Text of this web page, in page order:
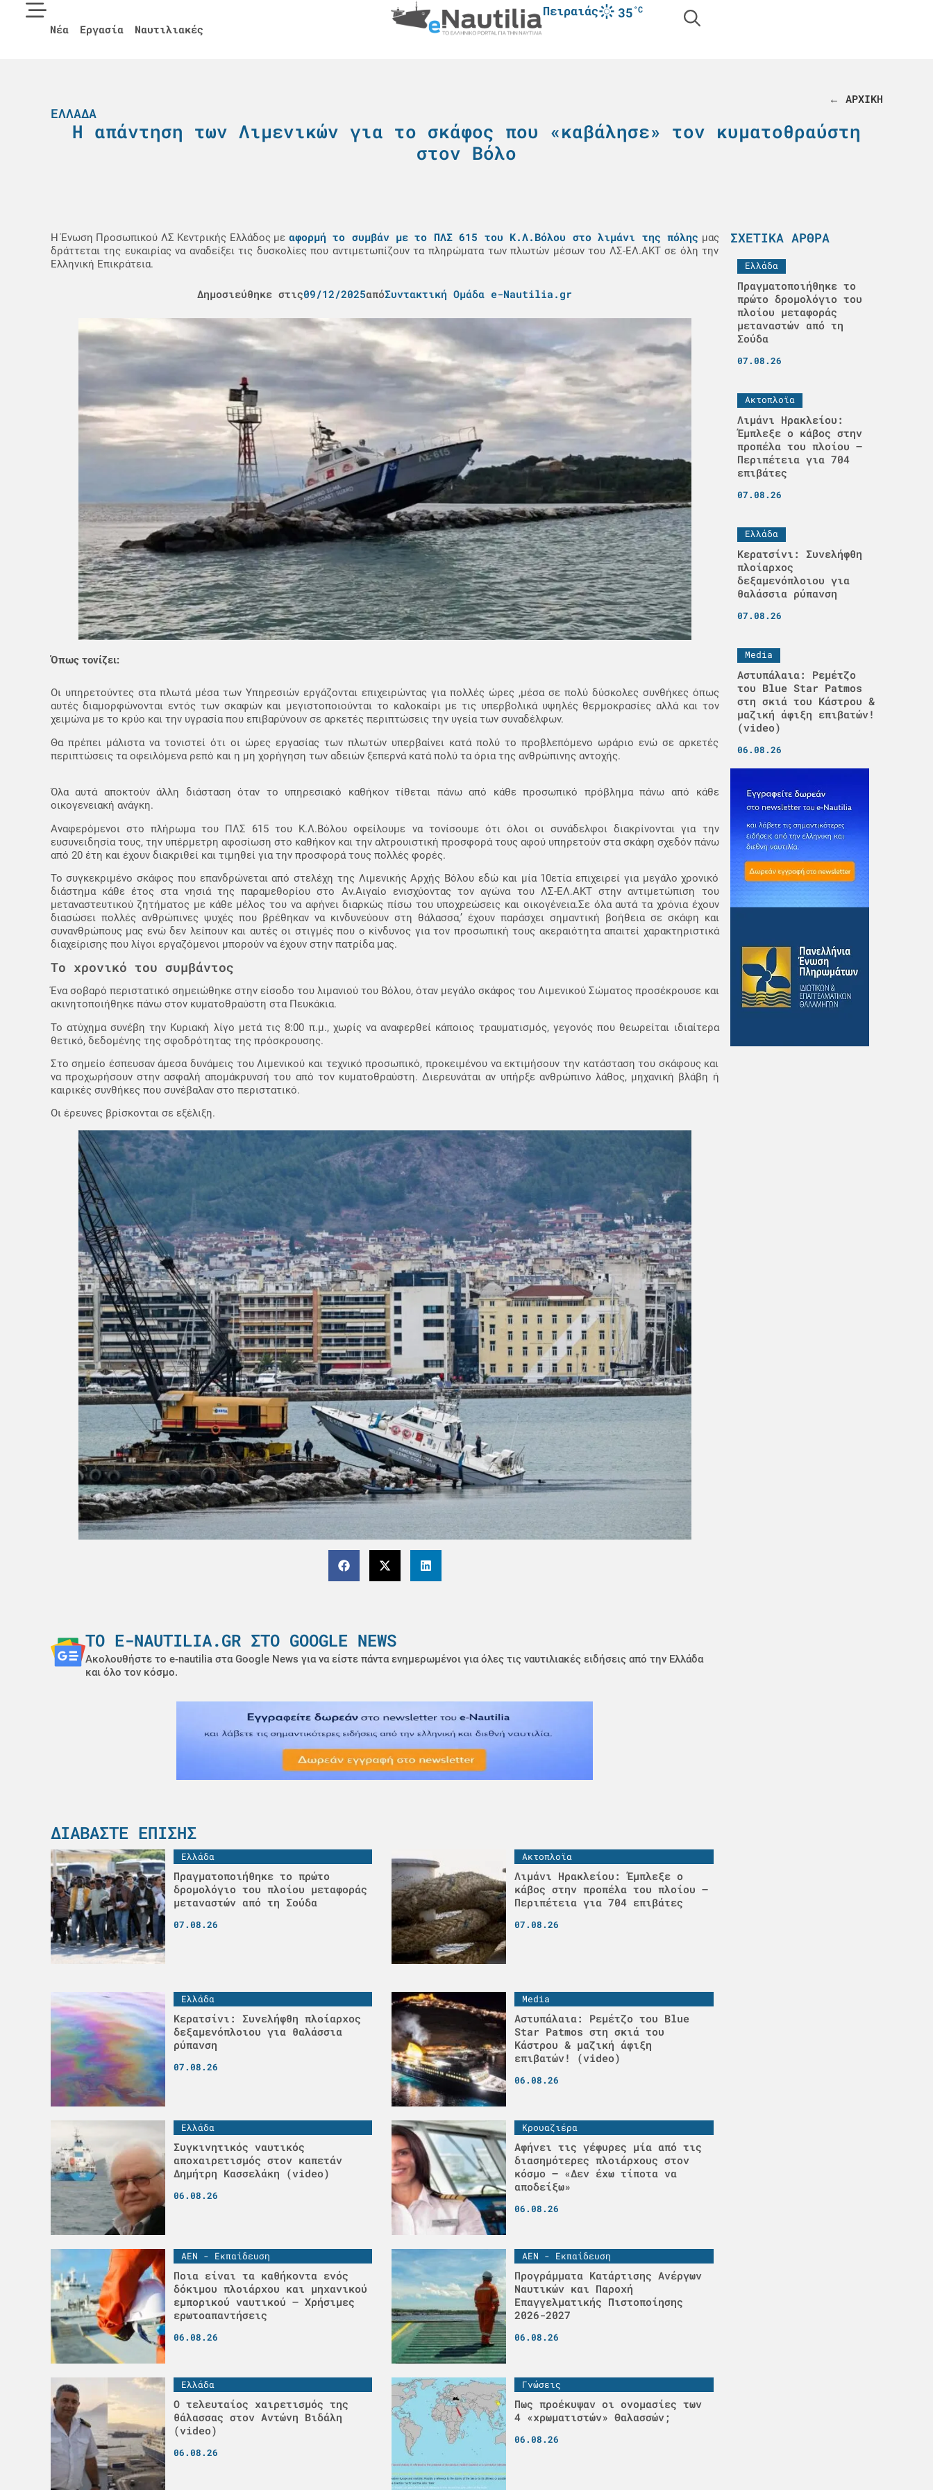
Νέα Εργασία Ναυτιλιακές
Πειραιάς 35°C
← ΑΡΧΙΚΗ
ΕΛΛΆΔΑ
Η απάντηση των Λιμενικών για το σκάφος που «καβάλησε» τον κυματοθραύστη
στον Βόλο
Η Ένωση Προσωπικού ΛΣ Κεντρικής Ελλάδος με αφορμή το συμβάν με το ΠΛΣ 615 του Κ.Λ.Βόλου στο λιμάνι της πόλης μας
δράττεται της ευκαιρίας να αναδείξει τις δυσκολίες που αντιμετωπίζουν τα πληρώματα των πλωτών μέσων του ΛΣ-ΕΛ.ΑΚΤ σε όλη την
Ελληνική Επικράτεια.
Δημοσιεύθηκε στις09/12/2025απόΣυντακτική Ομάδα e-Nautilia.gr
Όπως τονίζει:
Οι υπηρετούντες στα πλωτά μέσα των Υπηρεσιών εργάζονται επιχειρώντας για πολλές ώρες ,μέσα σε πολύ δύσκολες συνθήκες όπως
αυτές διαμορφώνονται εντός των σκαφών και μεγιστοποιούνται το καλοκαίρι με τις υπερβολικά υψηλές θερμοκρασίες αλλά και τον
χειμώνα με το κρύο και την υγρασία που επιβαρύνουν σε αρκετές περιπτώσεις την υγεία των συναδέλφων.
Θα πρέπει μάλιστα να τονιστεί ότι οι ώρες εργασίας των πλωτών υπερβαίνει κατά πολύ το προβλεπόμενο ωράριο ενώ σε αρκετές
περιπτώσεις τα οφειλόμενα ρεπό και η μη χορήγηση των αδειών ξεπερνά κατά πολύ τα όρια της ανθρώπινης αντοχής.
Όλα αυτά αποκτούν άλλη διάσταση όταν το υπηρεσιακό καθήκον τίθεται πάνω από κάθε προσωπικό πρόβλημα πάνω από κάθε
οικογενειακή ανάγκη.
Αναφερόμενοι στο πλήρωμα του ΠΛΣ 615 του Κ.Λ.Βόλου οφείλουμε να τονίσουμε ότι όλοι οι συνάδελφοι διακρίνονται για την
ευσυνειδησία τους, την υπέρμετρη αφοσίωση στο καθήκον και την αλτρουιστική προσφορά τους αφού υπηρετούν στα σκάφη σχεδόν πάνω
από 20 έτη και έχουν διακριθεί και τιμηθεί για την προσφορά τους πολλές φορές.
Το συγκεκριμένο σκάφος που επανδρώνεται από στελέχη της Λιμενικής Αρχής Βόλου εδώ και μία 10ετία επιχειρεί για μεγάλο χρονικό
διάστημα κάθε έτος στα νησιά της παραμεθορίου στο Αν.Αιγαίο ενισχύοντας τον αγώνα του ΛΣ-ΕΛ.ΑΚΤ στην αντιμετώπιση του
μεταναστευτικού ζητήματος με κάθε μέλος του να αφήνει διαρκώς πίσω του υποχρεώσεις και οικογένεια.Σε όλα αυτά τα χρόνια έχουν
διασώσει πολλές ανθρώπινες ψυχές που βρέθηκαν να κινδυνεύουν στη θάλασσα,’ έχουν παράσχει σημαντική βοήθεια σε σκάφη και
συνανθρώπους μας ενώ δεν λείπουν και αυτές οι στιγμές που ο κίνδυνος για τον προσωπική τους ακεραιότητα απαιτεί χαρακτηριστικά
διαχείρισης που λίγοι εργαζόμενοι μπορούν να έχουν στην πατρίδα μας.
Το χρονικό του συμβάντος
Ένα σοβαρό περιστατικό σημειώθηκε στην είσοδο του λιμανιού του Βόλου, όταν μεγάλο σκάφος του Λιμενικού Σώματος προσέκρουσε και
ακινητοποιήθηκε πάνω στον κυματοθραύστη στα Πευκάκια.
Το ατύχημα συνέβη την Κυριακή λίγο μετά τις 8:00 π.μ., χωρίς να αναφερθεί κάποιος τραυματισμός, γεγονός που θεωρείται ιδιαίτερα
θετικό, δεδομένης της σφοδρότητας της πρόσκρουσης.
Στο σημείο έσπευσαν άμεσα δυνάμεις του Λιμενικού και τεχνικό προσωπικό, προκειμένου να εκτιμήσουν την κατάσταση του σκάφους και
να προχωρήσουν στην ασφαλή απομάκρυνσή του από τον κυματοθραύστη. Διερευνάται αν υπήρξε ανθρώπινο λάθος, μηχανική βλάβη ή
καιρικές συνθήκες που συνέβαλαν στο περιστατικό.
Οι έρευνες βρίσκονται σε εξέλιξη.
ΤΟ E-NAUTILIA.GR ΣΤΟ GOOGLE NEWS
Ακολουθήστε το e-nautilia στα Google News για να είστε πάντα ενημερωμένοι για όλες τις ναυτιλιακές ειδήσεις από την Ελλάδα
και όλο τον κόσμο.
ΔΙΑΒΆΣΤΕ ΕΠΊΣΗΣ
Ελλάδα
Πραγματοποιήθηκε το πρώτο
δρομολόγιο του πλοίου μεταφοράς
μεταναστών από τη Σούδα
07.08.26
Ακτοπλοϊα
Λιμάνι Ηρακλείου: Έμπλεξε ο
κάβος στην προπέλα του πλοίου –
Περιπέτεια για 704 επιβάτες
07.08.26
Ελλάδα
Κερατσίνι: Συνελήφθη πλοίαρχος
δεξαμενόπλοιου για θαλάσσια
ρύπανση
07.08.26
Media
Αστυπάλαια: Ρεμέτζο του Blue
Star Patmos στη σκιά του
Κάστρου & μαζική άφιξη
επιβατών! (video)
06.08.26
Ελλάδα
Συγκινητικός ναυτικός
αποχαιρετισμός στον καπετάν
Δημήτρη Κασσελάκη (video)
06.08.26
Κρουαζιέρα
Αφήνει τις γέφυρες μία από τις
διασημότερες πλοιάρχους στον
κόσμο – «Δεν έχω τίποτα να
αποδείξω»
06.08.26
ΑΕΝ - Εκπαίδευση
Ποια είναι τα καθήκοντα ενός
δόκιμου πλοιάρχου και μηχανικού
εμπορικού ναυτικού – Χρήσιμες
ερωτοαπαντήσεις
06.08.26
ΑΕΝ - Εκπαίδευση
Προγράμματα Κατάρτισης Ανέργων
Ναυτικών και Παροχή
Επαγγελματικής Πιστοποίησης
2026-2027
06.08.26
Ελλάδα
Ο τελευταίος χαιρετισμός της
θάλασσας στον Αντώνη Βιδάλη
(video)
06.08.26
Γνώσεις
Πως προέκυψαν οι ονομασίες των
4 «χρωματιστών» Θαλασσών;
06.08.26
ΣΧΕΤΙΚΆ ΆΡΘΡΑ
Ελλάδα
Πραγματοποιήθηκε το
πρώτο δρομολόγιο του
πλοίου μεταφοράς
μεταναστών από τη
Σούδα
07.08.26
Ακτοπλοϊα
Λιμάνι Ηρακλείου:
Έμπλεξε ο κάβος στην
προπέλα του πλοίου –
Περιπέτεια για 704
επιβάτες
07.08.26
Ελλάδα
Κερατσίνι: Συνελήφθη
πλοίαρχος
δεξαμενόπλοιου για
θαλάσσια ρύπανση
07.08.26
Media
Αστυπάλαια: Ρεμέτζο
του Blue Star Patmos
στη σκιά του Κάστρου &
μαζική άφιξη επιβατών!
(video)
06.08.26